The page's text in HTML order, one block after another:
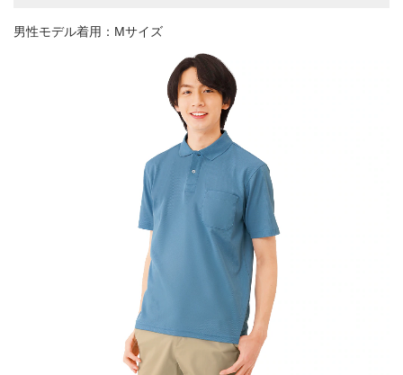
男性モデル着用：Mサイズ